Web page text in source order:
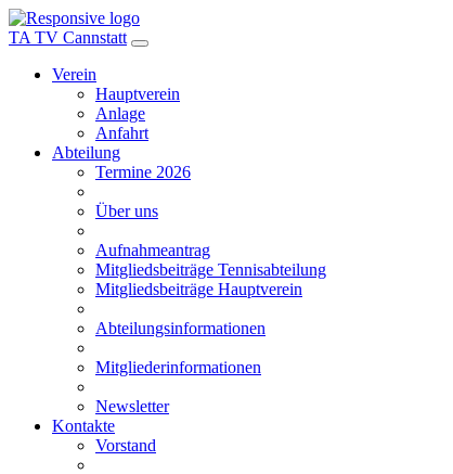
TA TV Cannstatt
Verein
Hauptverein
Anlage
Anfahrt
Abteilung
Termine 2026
Über uns
Aufnahmeantrag
Mitgliedsbeiträge Tennisabteilung
Mitgliedsbeiträge Hauptverein
Abteilungsinformationen
Mitgliederinformationen
Newsletter
Kontakte
Vorstand